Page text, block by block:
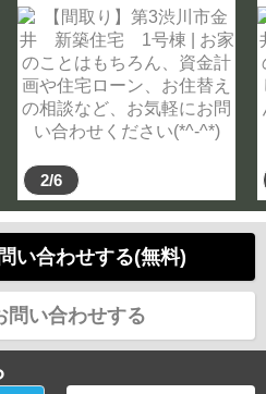
2/6
い合わせする(無料)
問い合わせする